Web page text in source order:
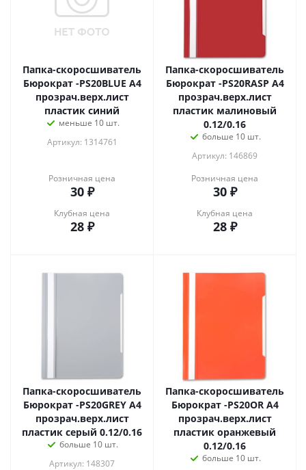
Папка-скоросшиватель
Бюрократ -PS20BLUE A4
прозрач.верх.лист
пластик синий
меньше 10 шт.
Артикул: 1314761
Розничная цена
30₽
Клубная цена
28₽
Папка-скоросшиватель
Бюрократ -PS20RASP A4
прозрач.верх.лист
пластик малиновый
0.12/0.16
больше 10 шт.
Артикул: 146869
Розничная цена
30₽
Клубная цена
28₽
Папка-скоросшиватель
Бюрократ -PS20GREY A4
прозрач.верх.лист
пластик серый 0.12/0.16
больше 10 шт.
Артикул: 148307
Папка-скоросшиватель
Бюрократ -PS20OR A4
прозрач.верх.лист
пластик оранжевый
0.12/0.16
больше 10 шт.